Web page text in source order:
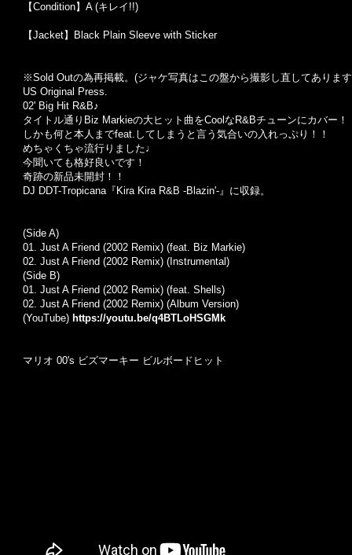
【Condition】A (キレイ!!)
【Jacket】Black Plain Sleeve with Sticker
※Sold Outの為再掲載。 (ジャケ写真はこの盤から撮影し直してありま
US Original Press.
02' Big Hit R&B♪
タイトル通りBiz Markieの大ヒット曲をCoolなR&Bチューンにカバー！
しかも何と本人までfeat.してしまうと言う気合いの入れっぷり！！
めちゃくちゃ流行りました♩
今聞いても格好良いです！
奇跡の新品未開封！！
DJ DDT-Tropicana『Kira Kira R&B -Blazin'-』に収録。
(Side A)
01. Just A Friend (2002 Remix) (feat. Biz Markie)
02. Just A Friend (2002 Remix) (Instrumental)
(Side B)
01. Just A Friend (2002 Remix) (feat. Shells)
02. Just A Friend (2002 Remix) (Album Version)
(YouTube) https://youtu.be/q4BTLoHSGMk
マリオ 00's ビズマーキー ビルボードヒット